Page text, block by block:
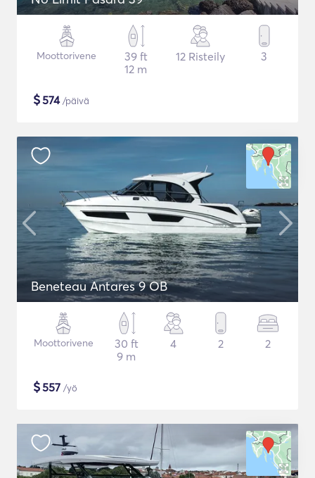
Moottorivene
39 ft
12 m
12 Risteily 3
$574/päivä
Beneteau Antares 9 OB
Moottorivene
30 ft
9 m
4 2 2
$557 /yö